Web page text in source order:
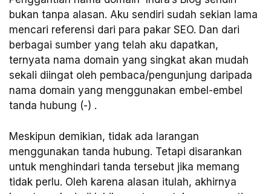
bukan tanpa alasan. Aku sendiri sudah sekian lama
mencari referensi dari para pakar SEO. Dan dari
berbagai sumber yang telah aku dapatkan,
ternyata nama domain yang singkat akan mudah
sekali diingat oleh pembaca/pengunjung daripada
nama domain yang menggunakan embel-embel
tanda hubung (-) .
Meskipun demikian, tidak ada larangan
menggunakan tanda hubung. Tetapi disarankan
untuk menghindari tanda tersebut jika memang
tidak perlu. Oleh karena alasan itulah, akhirnya